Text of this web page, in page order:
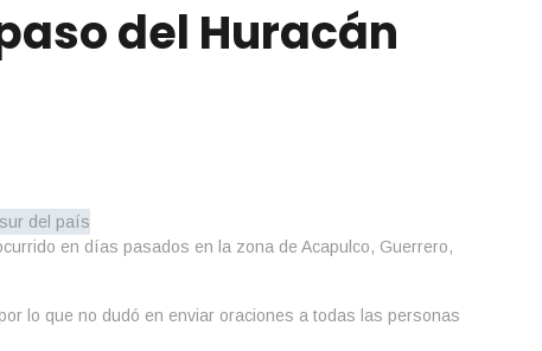
del Huracán
en días pasados en la zona de Acapulco, Guerrero,
lo que no dudó en enviar oraciones a todas las personas